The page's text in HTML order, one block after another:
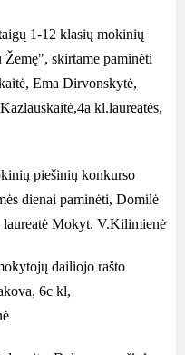
1-12 klasių mokinių
skirtame paminėti
Ema Dirvonskytė,
kl.laureatės,
piešinių konkurso
dienai paminėti, Domilė
Mokyt. V.Kilimienė
dailiojo rašto
6c kl,